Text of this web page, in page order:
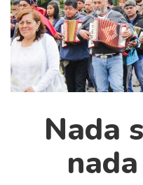
Cine y televisión
Ciudad
Críticas
Diccionario portátil de la
Documentos
Nada